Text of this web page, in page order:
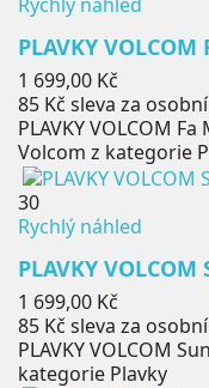
PLAVKY
Cena
1 699,00 Kč
85 Kč sleva za
PLAVKY VOLCOM
Volcom z kategorie
30
Rychlý náhled
PLAVKY
Cena
1 699,00 Kč
85 Kč sleva za
PLAVKY VOLCOM
kategorie Plavky